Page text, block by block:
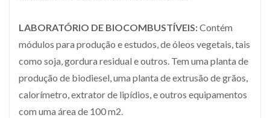
LABORATÓRIO DE BIOCOMBUSTÍVEIS:Contém
módulos para produção e estudos, de óleos vegetais, tais
como soja, gordura residual e outros. Tem uma planta de
produção de biodiesel, uma planta de extrusão de grãos,
calorímetro, extrator de lipídios, e outros equipamentos
com uma área de 100 m2.